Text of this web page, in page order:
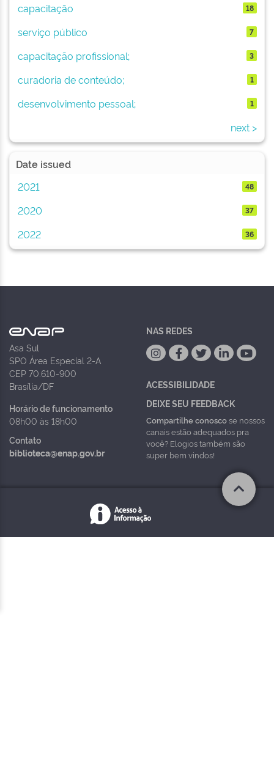
capacitação 18
serviço público 7
capacitação profissional; 3
curadoria de conteúdo; 1
desenvolvimento pessoal; 1
next >
Date issued
2021
48
2020 37
2022 36
Asa Sul
SPO Área Especial 2-A
CEP 70.610-900
Brasília/DF
Horário de funcionamento
08h00 às 18h00
Contato
biblioteca@enap.gov.br
NAS REDES
ACESSIBILIDADE
DEIXE SEU FEEDBACK
Compartilhe conoscose nossos
canais estão adequados pra
você? Elogios também são
super bem vindos!